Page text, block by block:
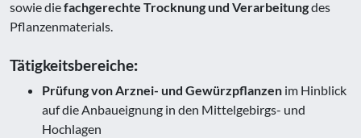
sowie diefachgerechte Trocknung und Verarbeitungdes
Pflanzenmaterials.
Tätigkeitsbereiche:
Prüfung von Arznei- und Gewürzpflanzen im Hinblick
auf die Anbaueignung in den Mittelgebirgs- und
Hochlagen